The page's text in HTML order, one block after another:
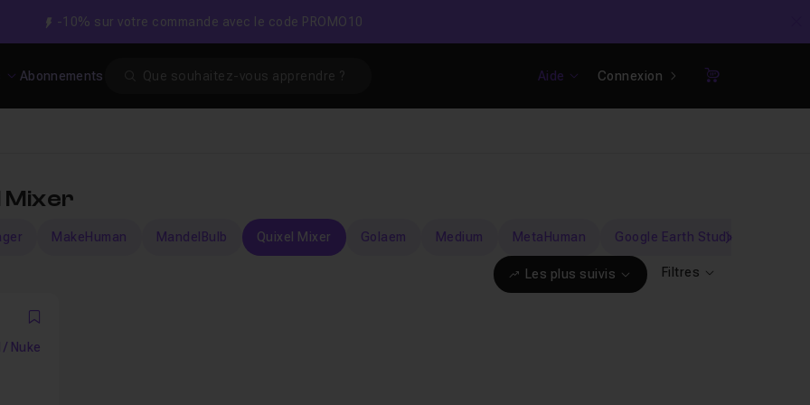
-10% sur votre commande avec le code PROMO10
Abonnements Aide Connexion
Panier
Mixer
MakeHuman MandelBulb Quixel Mixer Golaem Medium MetaHuman Google Earth Studio
Les plus suivis Filtres
Favori
/ Nuke